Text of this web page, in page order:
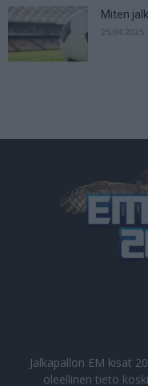
Miten
25.04.2025
Jalkapallon EM kisat
oleellinen tieto